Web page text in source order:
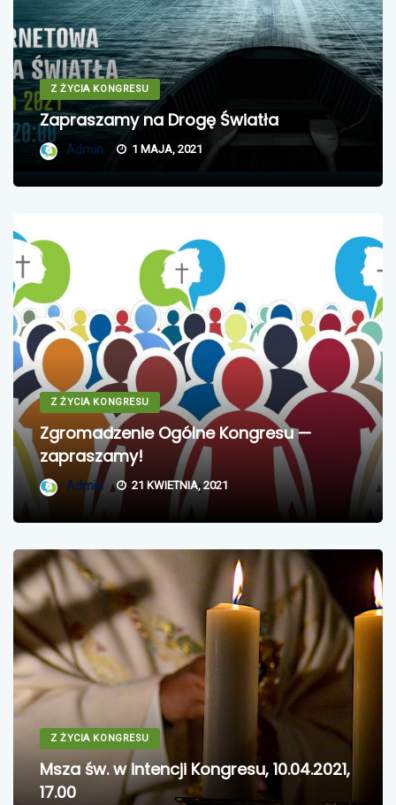
Z ŻYCIA KONGRESU
Zapraszamy na Drogę Światła
Admin 1 MAJA, 2021
Z ŻYCIA KONGRESU
Zgromadzenie Ogólne Kongresu —
zapraszamy!
Admin 21 KWIETNIA, 2021
Z ŻYCIA KONGRESU
Msza św. w intencji Kongresu, 10.04.2021,
17.00